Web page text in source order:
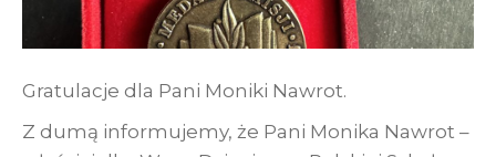
Gratulacje dla Pani Moniki Nawrot.
Z dumą informujemy, że Pani Monika Nawrot –